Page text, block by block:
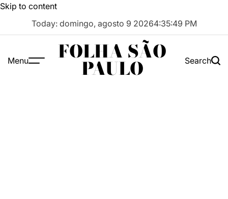
Skip to content
Today: domingo, agosto 9 20264:35:50 PM
Menu FOLHA SÃO
PAULO Search